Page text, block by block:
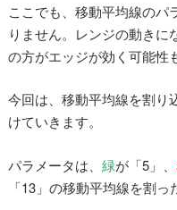
ここでも、移動平均線のパ
りません。レンジの動きに
の方がエッジが効く可能性
今回は、移動平均線を割り
けていきます。
パラメータは、 緑が「5」、
「13」の移動平均線を割